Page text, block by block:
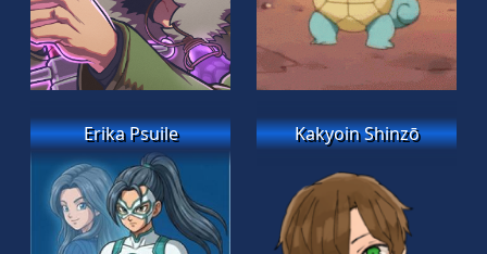
Erika Psuile Kakyoin Shinzō